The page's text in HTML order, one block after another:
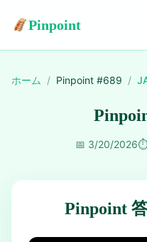
Pinpoint
ホーム / Pinpoint #689 /
📅 3/20/2026
Pinpoint